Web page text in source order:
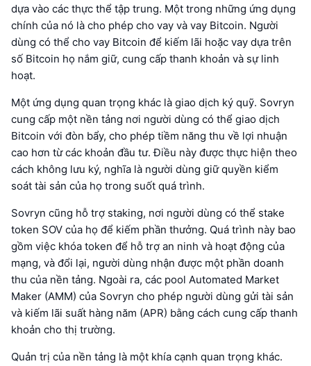
dựa vào các thực thể tập trung. Một trong những ứng dụng
chính của nó là cho phép cho vay và vay Bitcoin. Người
dùng có thể cho vay Bitcoin để kiếm lãi hoặc vay dựa trên
số Bitcoin họ nắm giữ, cung cấp thanh khoản và sự linh
hoạt.
Một ứng dụng quan trọng khác là giao dịch ký quỹ. Sovryn
cung cấp một nền tảng nơi người dùng có thể giao dịch
Bitcoin với đòn bẩy, cho phép tiềm năng thu về lợi nhuận
cao hơn từ các khoản đầu tư. Điều này được thực hiện theo
cách không lưu ký, nghĩa là người dùng giữ quyền kiểm
soát tài sản của họ trong suốt quá trình.
Sovryn cũng hỗ trợ staking, nơi người dùng có thể stake
token SOV của họ để kiếm phần thưởng. Quá trình này bao
gồm việc khóa token để hỗ trợ an ninh và hoạt động của
mạng, và đổi lại, người dùng nhận được một phần doanh
thu của nền tảng. Ngoài ra, các pool Automated Market
Maker (AMM) của Sovryn cho phép người dùng gửi tài sản
và kiếm lãi suất hàng năm (APR) bằng cách cung cấp thanh
khoản cho thị trường.
Quản trị của nền tảng là một khía cạnh quan trọng khác.